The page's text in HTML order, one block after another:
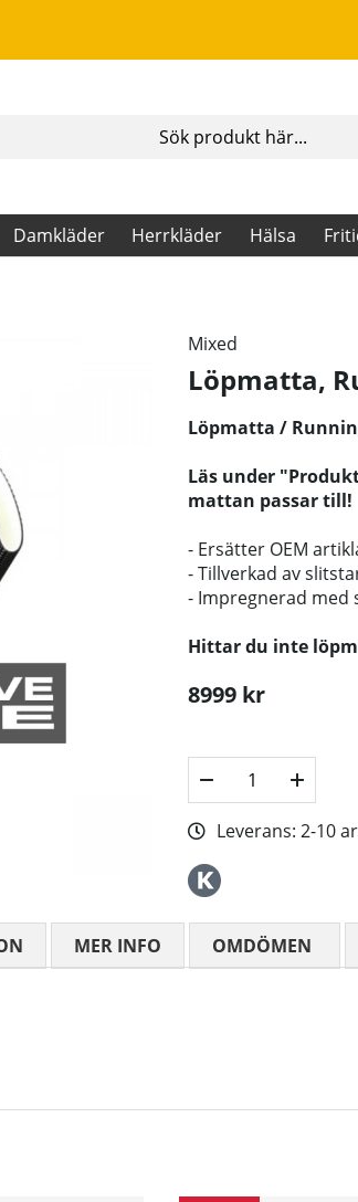
Damkläder Herrkläder Hälsa
Mixed
Löpmatta,
Löpmatta /
Läs under
mattan passar till!
- Ersätter OEM
- Tillverkad av
- Impregnerad med
Hittar du inte
8999 kr
Leverans: 2-10
MER INFO OMDÖMEN